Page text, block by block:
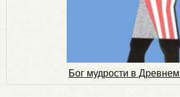
Бог мудрости в